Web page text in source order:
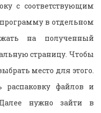
с соответствующим
в отдельном
на полученный
страницу. Чтобы
место для этого.
распаковку файлов и
нужно зайти в